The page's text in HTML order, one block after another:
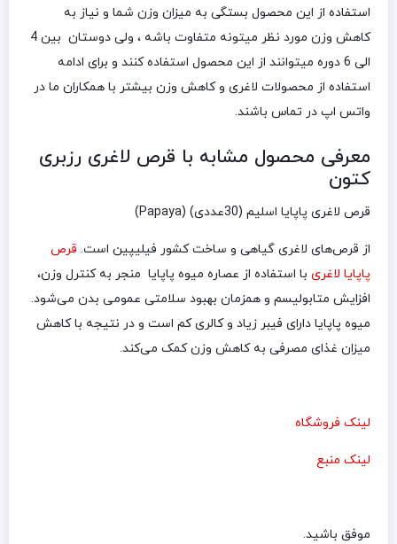
استفاده از این محصول بستگی به میزان وزن شما و نیاز به
کاهش وزن مورد نظر میتونه متفاوت باشه ، ولی دوستان بین 4
الی 6 دوره میتوانند از این محصول استفاده کنند و برای ادامه
استفاده از محصولات لاغری و کاهش وزن بیشتر با همکاران ما در
واتس اپ در تماس باشند.
معرفی محصول مشابه با قرص لاغری رزبری
کتون
قرص لاغری پاپایا اسلیم (30عددی) (Papaya)
از قرص‌های لاغری گیاهی و ساخت کشور فیلیپین است. قرص
پاپایا لاغری با استفاده از ‏عصاره میوه پاپایا منجر به کنترل وزن،
افزایش متابولیسم و همزمان بهبود سلامتی ‏عمومی بدن می‌شود.
میوه پاپایا دارای فیبر زیاد و کالری کم است و در نتیجه با کاهش
میزان غذای ‏مصرفی به کاهش وزن کمک می‌کند.
لینک فروشگاه
لینک منبع
موفق باشید.